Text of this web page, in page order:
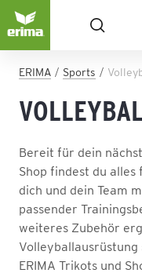
ERIMA Sports
Bereit für dein
Shop findest du
dich und dein Team
passender
weiteres Zubehör
Volleyballausrüstung
ERIMA Trikots und